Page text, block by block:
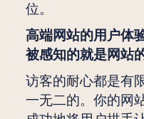
位。
高端网站的用户体
被感知的就是网站
访客的耐心都是有
一无二的。你的网